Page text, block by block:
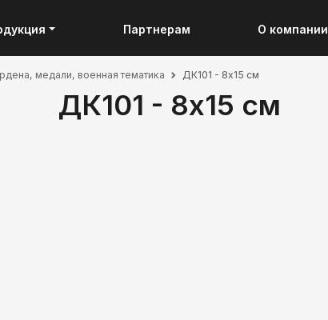
Партнерам О компании
медали, военная тематика ДК101 - 8х15 см
ДК101 - 8х15 см